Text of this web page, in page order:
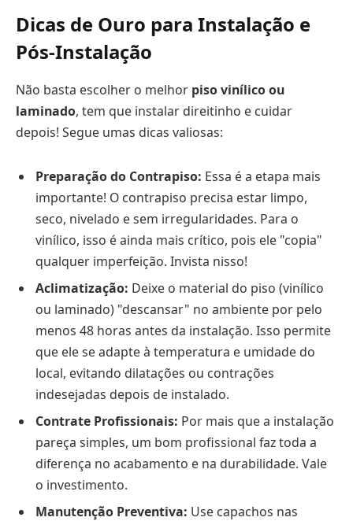
Dicas de Ouro para Instalação e
Pós-Instalação
Não basta escolher o melhor piso vinílico ou
laminado, tem que instalar direitinho e cuidar
depois! Segue umas dicas valiosas:
Preparação do Contrapiso: Essa é a etapa mais
importante! O contrapiso precisa estar limpo,
seco, nivelado e sem irregularidades. Para o
vinílico, isso é ainda mais crítico, pois ele "copia"
qualquer imperfeição. Invista nisso!
Aclimatização: Deixe o material do piso (vinílico
ou laminado) "descansar" no ambiente por pelo
menos 48 horas antes da instalação. Isso permite
que ele se adapte à temperatura e umidade do
local, evitando dilatações ou contrações
indesejadas depois de instalado.
Contrate Profissionais: Por mais que a instalação
pareça simples, um bom profissional faz toda a
diferença no acabamento e na durabilidade. Vale
o investimento.
Manutenção Preventiva: Use capachos nas